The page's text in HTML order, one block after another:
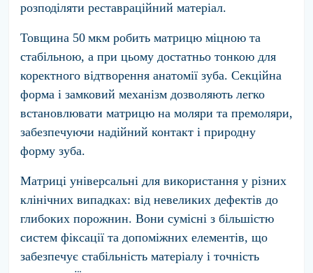
розподіляти реставраційний матеріал.
Товщина 50 мкм робить матрицю міцною та
стабільною, а при цьому достатньо тонкою для
коректного відтворення анатомії зуба. Секційна
форма і замковий механізм дозволяють легко
встановлювати матрицю на моляри та премоляри,
забезпечуючи надійний контакт і природну
форму зуба.
Матриці універсальні для використання у різних
клінічних випадках: від невеликих дефектів до
глибоких порожнин. Вони сумісні з більшістю
систем фіксації та допоміжних елементів, що
забезпечує стабільність матеріалу і точність